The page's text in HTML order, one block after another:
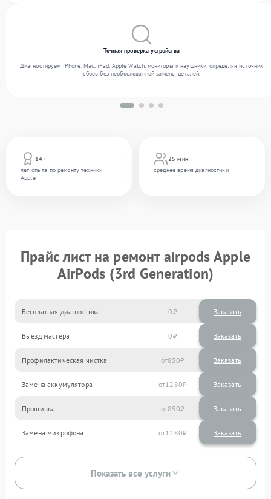
14+
лет опыта по ремонту техники
Apple
25 мин
среднее время диагностики
Точная проверка устройства
Диагностируем iPhone, Mac, iPad, Apple Watch, мониторы и наушники, определяя источник
сбоев без необоснованной замены деталей.
Прайс лист на ремонт airpods Apple
AirPods (3rd Generation)
Бесплатная диагностика 0 Заказать
Выезд мастера 0 Заказать
Профилактическая чистка 850
Замена аккумулятора 1280
Прошивка 850
Замена микрофона 1280
Показать все услуги